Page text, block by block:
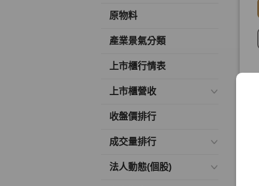
原物料
產業景氣分類
上市櫃行情表
上市櫃營收
收盤價排行
成交量排行
法人動態(個股)